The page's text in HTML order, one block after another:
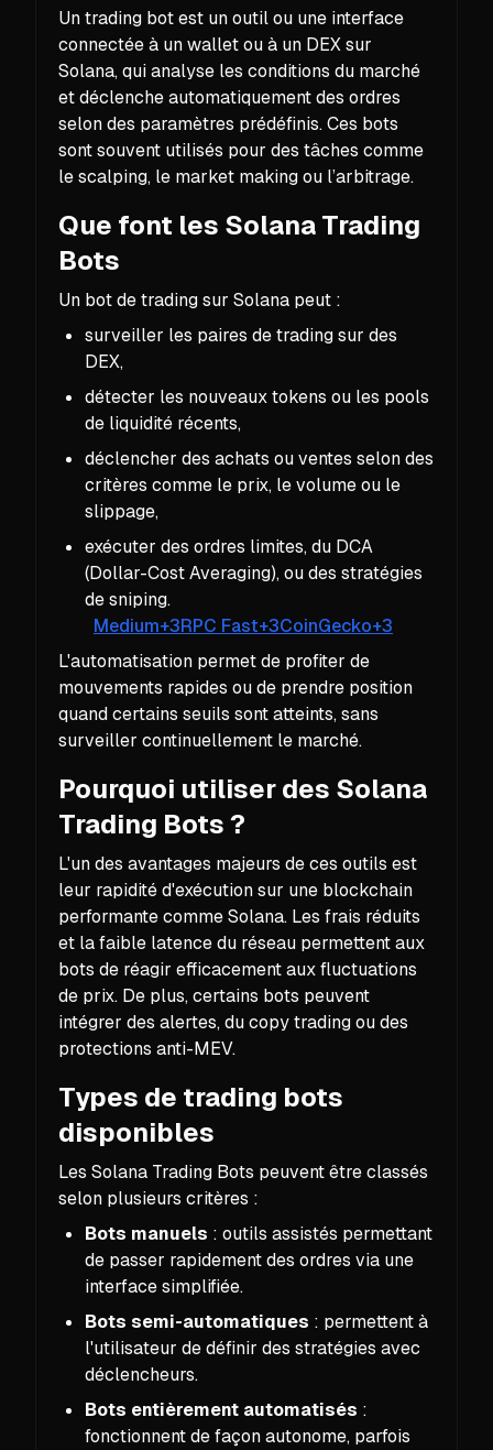
Un trading bot est un outil ou une interface
connectée à un wallet ou à un DEX sur
Solana, qui analyse les conditions du marché
et déclenche automatiquement des ordres
selon des paramètres prédéfinis. Ces bots
sont souvent utilisés pour des tâches comme
le scalping, le market making ou l’arbitrage.
Que font les Solana Trading
Bots
Un bot de trading sur Solana peut :
surveiller les paires de trading sur des
DEX,
détecter les nouveaux tokens ou les pools
de liquidité récents,
déclencher des achats ou ventes selon des
critères comme le prix, le volume ou le
slippage,
exécuter des ordres limites, du DCA
(Dollar-Cost Averaging), ou des stratégies
de sniping.
Medium+3RPC Fast+3CoinGecko+3
L'automatisation permet de profiter de
mouvements rapides ou de prendre position
quand certains seuils sont atteints, sans
surveiller continuellement le marché.
Pourquoi utiliser des Solana
Trading Bots ?
L'un des avantages majeurs de ces outils est
leur rapidité d'exécution sur une blockchain
performante comme Solana. Les frais réduits
et la faible latence du réseau permettent aux
bots de réagir efficacement aux fluctuations
de prix. De plus, certains bots peuvent
intégrer des alertes, du copy trading ou des
protections anti-MEV.
Types de trading bots
disponibles
Les Solana Trading Bots peuvent être classés
selon plusieurs critères :
Bots manuels : outils assistés permettant
de passer rapidement des ordres via une
interface simplifiée.
Bots semi-automatiques : permettent à
l'utilisateur de définir des stratégies avec
déclencheurs.
Bots entièrement automatisés :
fonctionnent de façon autonome, parfois